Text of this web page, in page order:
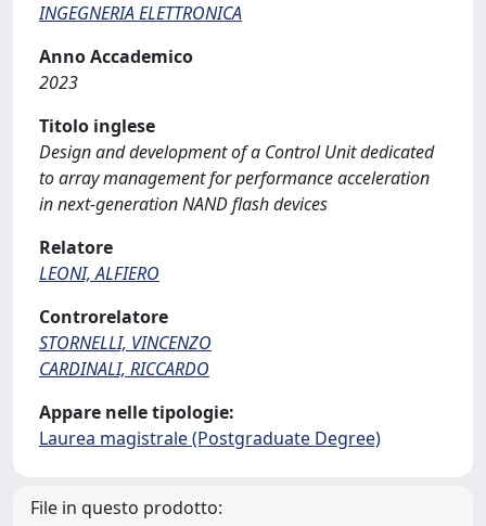
INGEGNERIA ELETTRONICA
Anno Accademico
2023
Titolo inglese
Design and development of a Control Unit dedicated
to array management for performance acceleration
in next-generation NAND flash devices
Relatore
LEONI, ALFIERO
Controrelatore
STORNELLI, VINCENZO
CARDINALI, RICCARDO
Appare nelle tipologie:
Laurea magistrale (Postgraduate Degree)
File in questo prodotto: